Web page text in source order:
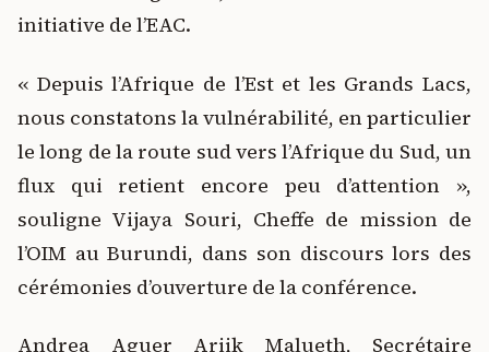
initiative de l’EAC.
« Depuis l’Afrique de l’Est et les Grands Lacs,
nous constatons la vulnérabilité, en particulier
le long de la route sud vers l’Afrique du Sud, un
flux qui retient encore peu d’attention »,
souligne Vijaya Souri, Cheffe de mission de
l’OIM au Burundi, dans son discours lors des
cérémonies d’ouverture de la conférence.
Andrea Aguer Ariik Malueth, Secrétaire